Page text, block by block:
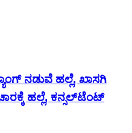
ನಡುವೆ ಹಲ್ಲೆ, ಖಾಸಗಿ
ಹಲ್ಲೆ, ಕನ್ಸಲ್​ಟೆಂಟ್